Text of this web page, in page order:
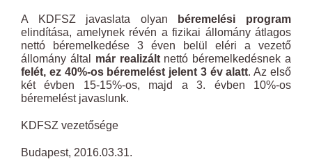
A KDFSZ javaslata olyan
béremelési program
elindítása, amelynek révén a fizikai állomány átlagos
nettó béremelkedése 3 éven belül eléri a vezető
állomány által már realizáltnettó béremelkedésnek a
felét, ez 40%-os béremelést jelent 3 év alatt. Az első
két évben 15-15%-os, majd a 3. évben 10%-os
béremelést javaslunk.
KDFSZ vezetősége
Budapest, 2016.03.31.